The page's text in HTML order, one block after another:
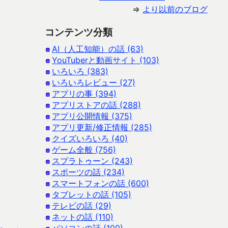
⇒ より以前のブログ
コンテンツ分類
AI（人工知能）の話 (63)
YouTuberと動画サイト (103)
いろいろ (383)
いろいろレビュー (27)
アプリの事 (394)
アプリストアの話 (288)
アプリ公開情報 (375)
アプリ更新/修正情報 (285)
クイズいろいろ (40)
ゲーム全般 (756)
スプラトゥーン (243)
スポーツの話 (234)
スマートフォンの話 (600)
タブレットの話 (105)
テレビの話 (29)
ネットの話 (110)